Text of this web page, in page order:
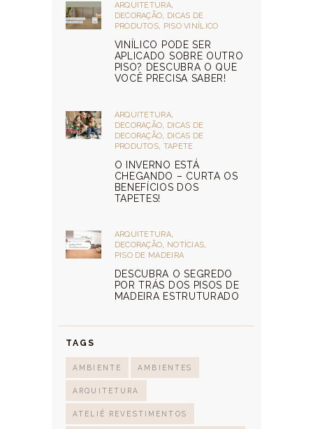
ARQUITETURA,
DECORAÇÃO, DICAS DE
PRODUTOS, PISO VINÍLICO
VINÍLICO PODE SER
APLICADO SOBRE OUTRO
PISO? DESCUBRA O QUE
VOCÊ PRECISA SABER!
ARQUITETURA,
DECORAÇÃO
DICAS DE
DECORAÇÃO
DICAS DE
PRODUTOS TAPETE
O INVERNO ESTÁ
CHEGANDO – CURTA OS
BENEFÍCIOS DOS
TAPETES!
ARQUITETURA,
DECORAÇÃO
NOTÍCIAS
PISO DE MADEIRA
DESCUBRA O SEGREDO
POR TRÁS DOS PISOS DE
MADEIRA ESTRUTURADO
TAGS
AMBIENTE AMBIENTES
ARQUITETURA
ATELIÊ REVESTIMENTOS